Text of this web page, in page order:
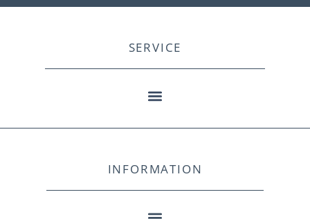
SERVICE
INFORMATION